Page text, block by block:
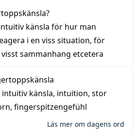
?
känsla för hur man
i en viss situation, för
sammanhang etcetera
intuitiv känsla, intuition, stor
, fingerspitzengefühl
Läs mer om dagens ord